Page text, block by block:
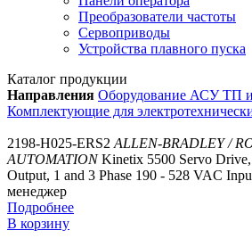
Преобразователи частоты
Сервоприводы
Устройства плавного пуска
Каталог продукции
Направления Оборудование АСУ ТП
Комплектующие для
2198-H025-ERS2 ALLEN-BRADLEY /
AUTOMATION Kinetix 5500 Servo
Output, 1 and 3 Phase 190 - 528 VAC
менеджер
Подробнее
В корзину